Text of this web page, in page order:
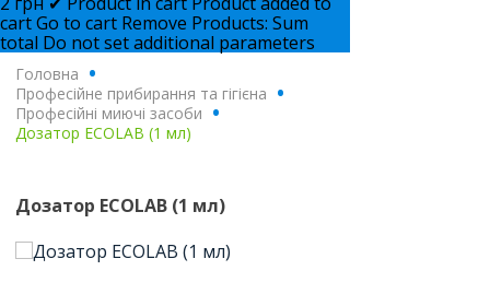
cartGo to cart Remove Products: Sum
total Do not set additional parameters
Головна
.
Професійне прибирання та гігієна
.
Професійні миючі засоби
.
Дозатор ECOLAB (1 мл)
Дозатор ECOLAB (1 мл)